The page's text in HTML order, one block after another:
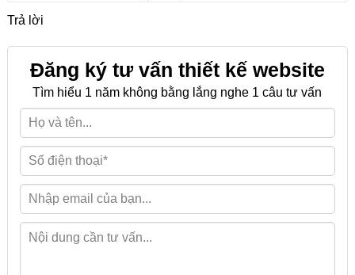
Trả lời
Đăng ký tư vấn thiết kế website
Tìm hiểu 1 năm không bằng lắng nghe 1 câu tư vấn